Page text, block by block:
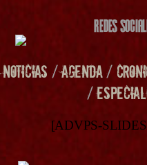
REDES
NOTICIAS /AGENDA/
/
[ADVPS-